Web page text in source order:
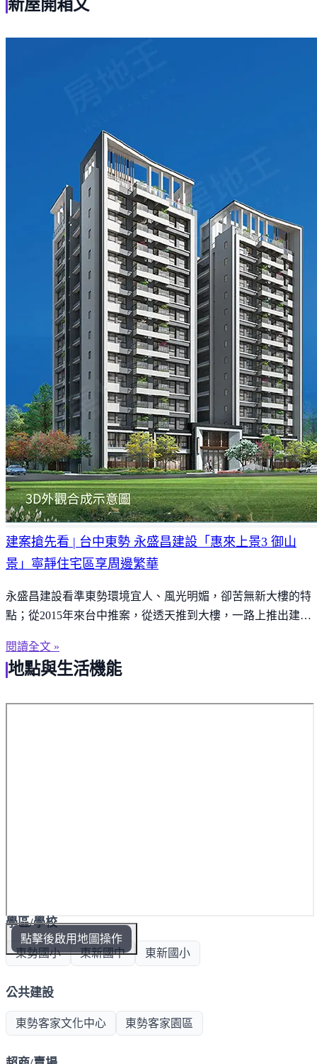
新屋開箱文
建案搶先看 | 台中東勢 永盛昌建設「惠來上景3 御山
景」寧靜住宅區享周邊繁華
永盛昌建設看準東勢環境宜人、風光明媚，卻苦無新大樓的特
點；從2015年來台中推案，從透天推到大樓，一路上推出建
趁勢再推出''惠來上景3 御山景''大樓新案，相當值得期待。
閱讀全文 »
地點與生活機能
點擊後啟用地圖操作
學區/學校
東勢國小 東新國中 東新國小
公共建設
東勢客家文化中心 東勢客家園區